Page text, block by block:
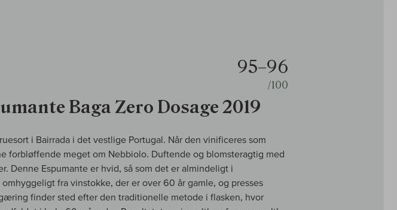
Baga Zero Dosage 2019
95–96
/100
i Bairrada i det vestlige Portugal. Når den vinificeres som
forbløffende meget om Nebbiolo. Duftende og blomsteragtig med
Denne Espumante er hvid, så som det er almindeligt i
fra vinstokke, der er over 60 år gamle, og presses
finder sted efter den traditionelle metode i flasken, hvor